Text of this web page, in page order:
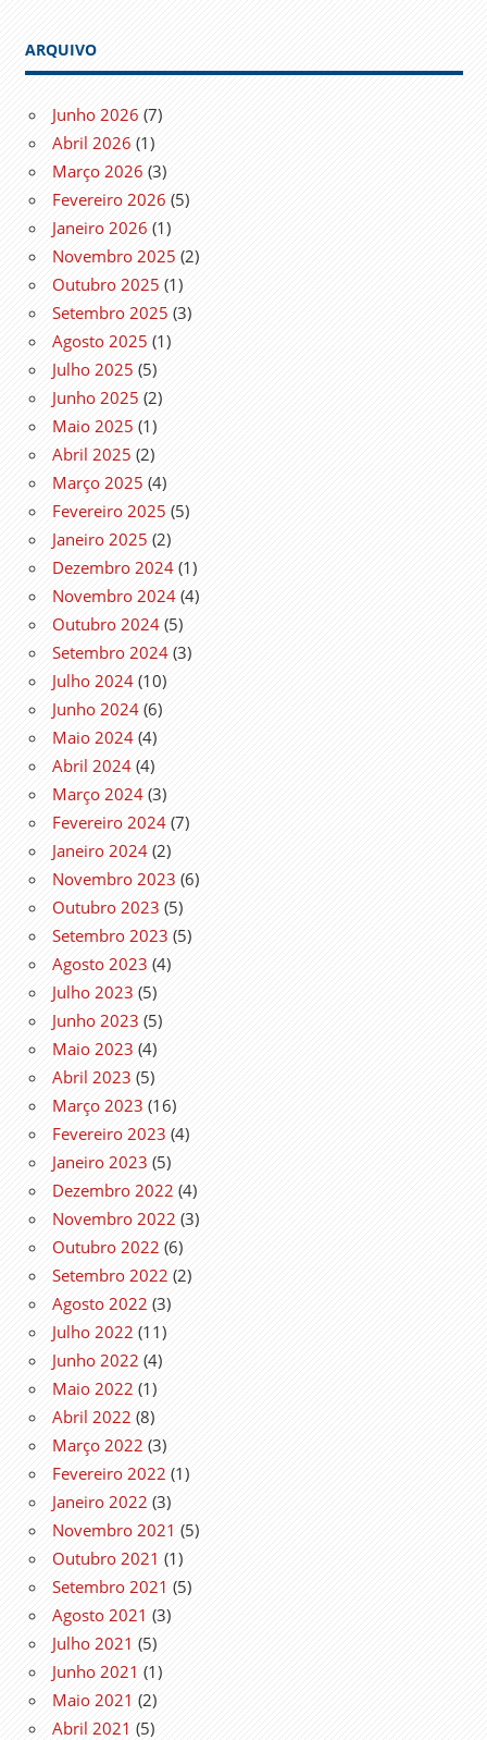
ARQUIVO
Junho 2026 (7)
Abril 2026 (1)
Março 2026 (3)
Fevereiro 2026 (5)
Janeiro 2026 (1)
Novembro 2025 (2)
Outubro 2025 (1)
Setembro 2025 (3)
Agosto 2025 (1)
Julho 2025 (5)
Junho 2025 (2)
Maio 2025 (1)
Abril 2025 (2)
Março 2025 (4)
Fevereiro 2025 (5)
Janeiro 2025 (2)
Dezembro 2024 (1)
Novembro 2024 (4)
Outubro 2024 (5)
Setembro 2024 (3)
Julho 2024 (10)
Junho 2024 (6)
Maio 2024 (4)
Abril 2024 (4)
Março 2024 (3)
Fevereiro 2024 (7)
Janeiro 2024 (2)
Novembro 2023 (6)
Outubro 2023 (5)
Setembro 2023 (5)
Agosto 2023 (4)
Julho 2023 (5)
Junho 2023 (5)
Maio 2023 (4)
Abril 2023 (5)
Março 2023 (16)
Fevereiro 2023 (4)
Janeiro 2023 (5)
Dezembro 2022 (4)
Novembro 2022 (3)
Outubro 2022 (6)
Setembro 2022 (2)
Agosto 2022 (3)
Julho 2022 (11)
Junho 2022 (4)
Maio 2022 (1)
Abril 2022 (8)
Março 2022 (3)
Fevereiro 2022 (1)
Janeiro 2022 (3)
Novembro 2021 (5)
Outubro 2021 (1)
Setembro 2021 (5)
Agosto 2021 (3)
Julho 2021 (5)
Junho 2021 (1)
Maio 2021 (2)
Abril 2021 (5)